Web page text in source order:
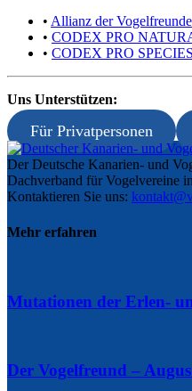
• Allianz der Vogelfreunde
• CODEX PRO
• CODEX PRO SPECIES
Uns Unterstützen:
Für Privatpersonen
Der Deutsche Kanarien- und
Dachverband für Vogelvereine
Kontaktieren Sie uns:
Mehr erfahren
Mutationen der Erlen-
Der Vogelfreund –